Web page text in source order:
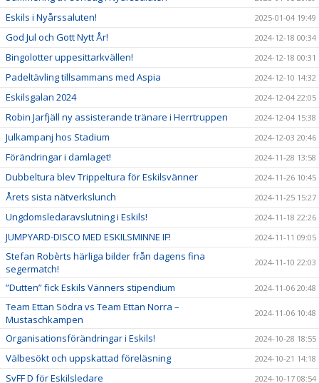
Eskils i Nyårssaluten! 2025-01-04 19:49
God Jul och Gott Nytt År! 2024-12-18 00:34
Bingolotter uppesittarkvällen! 2024-12-18 00:31
Padeltävling tillsammans med Aspia 2024-12-10 14:32
Eskilsgalan 2024 2024-12-04 22:05
Robin Jarfjäll ny assisterande tränare i Herrtruppen 2024-12-04 15:38
Julkampanj hos Stadium 2024-12-03 20:46
Förändringar i damlaget! 2024-11-28 13:58
Dubbeltura blev Trippeltura för Eskilsvänner 2024-11-26 10:45
Årets sista nätverkslunch 2024-11-25 15:27
Ungdomsledaravslutning i Eskils! 2024-11-18 22:26
JUMPYARD-DISCO MED ESKILSMINNE IF! 2024-11-11 09:05
Stefan Robèrts härliga bilder från dagens fina
segermatch!
2024-11-10 22:03
”Dutten” fick Eskils Vänners stipendium 2024-11-06 20:48
Team Ettan Södra vs Team Ettan Norra –
Mustaschkampen
2024-11-06 10:48
Organisationsförändringar i Eskils! 2024-10-28 18:55
Välbesökt och uppskattad föreläsning 2024-10-21 14:18
SvFF D för Eskilsledare 2024-10-17 08:54